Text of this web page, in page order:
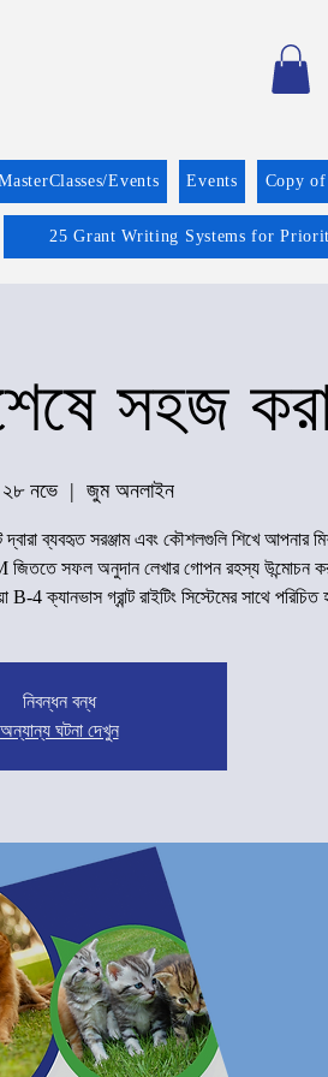
Events Events Copy
25 Grant Writing Systems for
সহজ
২৮ নভে
  |
জুম অনলাইন
দ্বারা ব্যবহৃত সরঞ্জাম এবং কৌশলগুলি শিখে আপনার
সফল অনুদান লেখার গোপন রহস্য উন্মোচন
4 ক্যানভাস গ্রান্ট রাইটিং সিস্টেমের সাথে পরিচিত
নিবন্ধন বন্ধ
অন্যান্য ঘটনা দেখুন